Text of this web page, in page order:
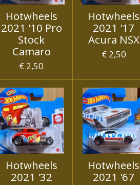
Hotwheels
2021 '10 Pro
Stock
Camaro
€ 2,50
Hotwheels
2021 '17
Acura NSX
€ 2,50
Hotwheels
2021 '32
Hotwheels
2021 '67